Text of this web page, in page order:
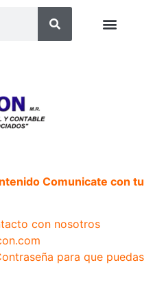
Comunicate con tu
con nosotros
para que puedas